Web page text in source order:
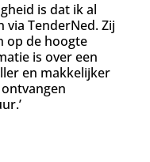
is dat ik al
TenderNed. Zij
op de hoogte
is over een
en makkelijker